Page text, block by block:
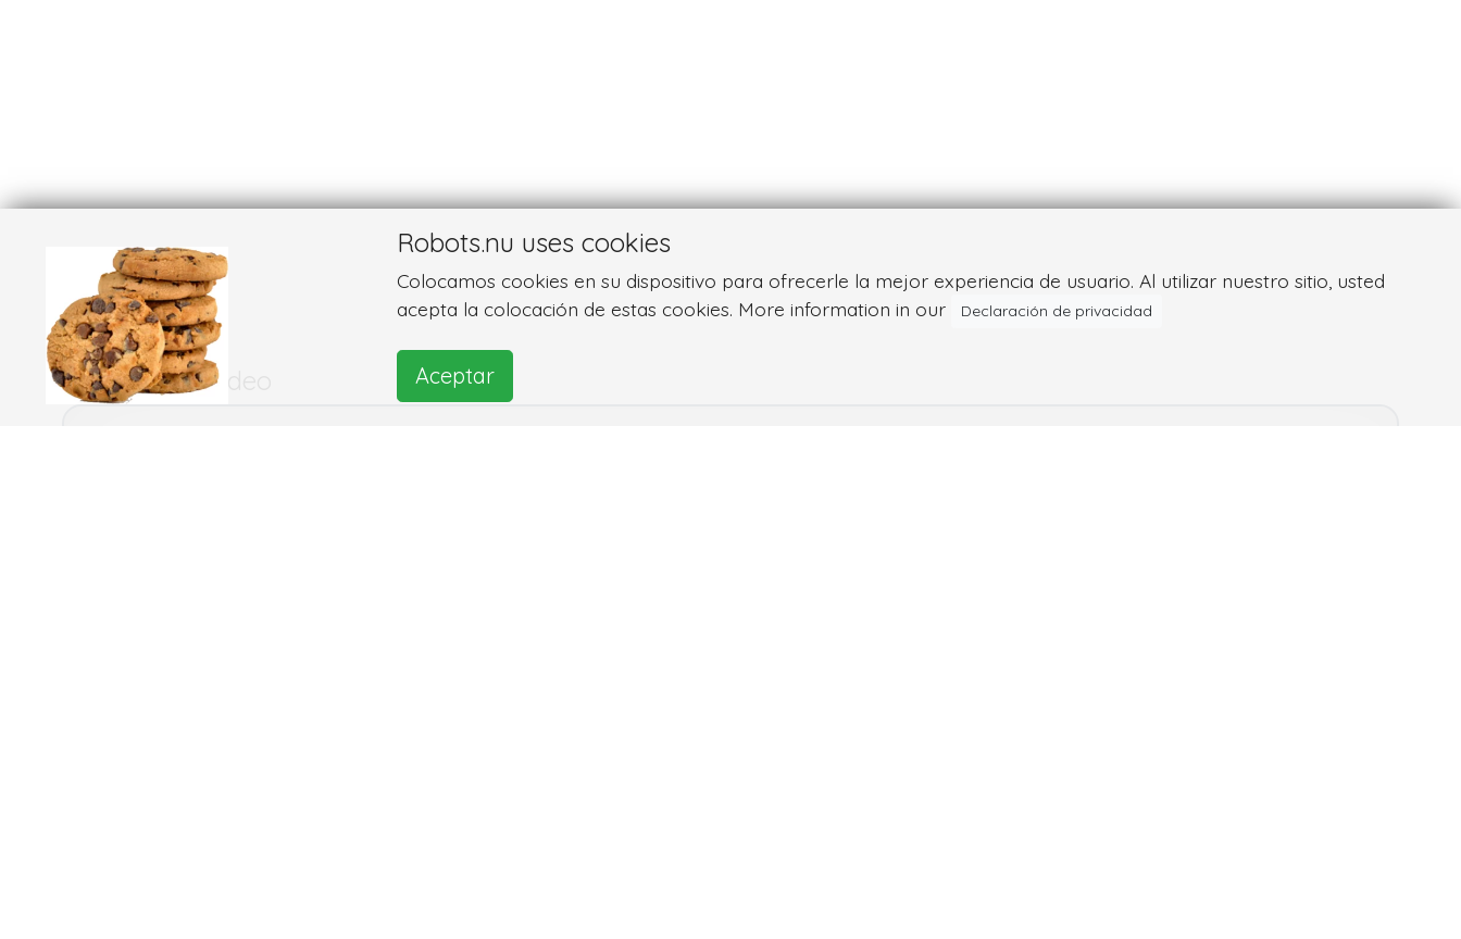
Imágenes y vídeo
Robots.nu uses cookies
Colocamos cookies en su dispositivo para ofrecerle la mejor experiencia de usuario. Al utilizar nuestro sitio, usted
acepta la colocación de estas cookies. More information in our
Declaración de privacidad
Aceptar